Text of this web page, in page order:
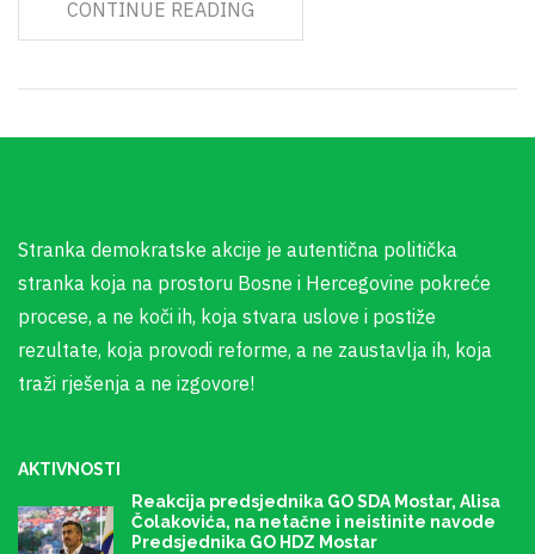
CONTINUE READING
Stranka demokratske akcije je autentična politička
stranka koja na prostoru Bosne i Hercegovine pokreće
procese, a ne koči ih, koja stvara uslove i postiže
rezultate, koja provodi reforme, a ne zaustavlja ih, koja
traži rješenja a ne izgovore!
AKTIVNOSTI
Reakcija predsjednika GO SDA Mostar, Alisa
Čolakovića, na netačne i neistinite navode
Predsjednika GO HDZ Mostar